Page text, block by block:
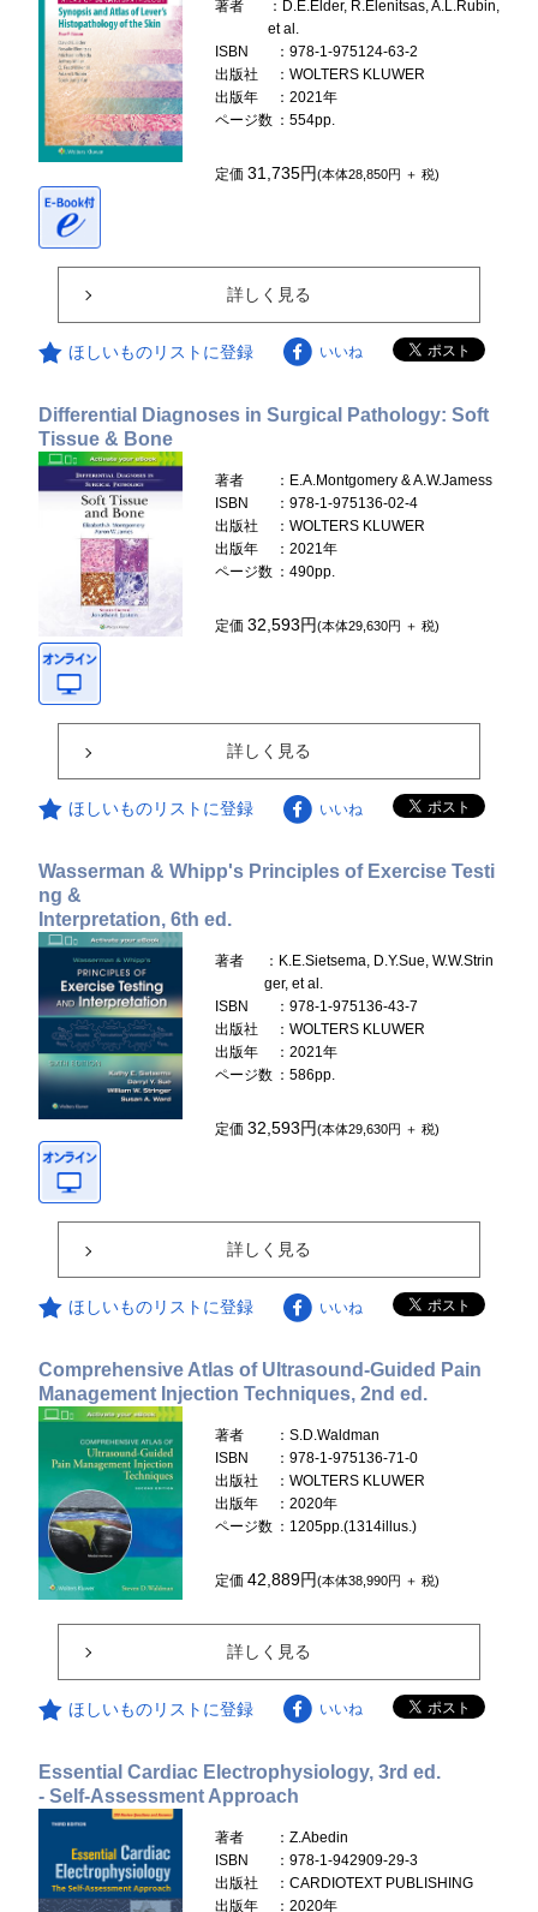
著者
：D.E.Elder, R.Elenitsas, A.L.Rubin,
et al.
ISBN
：978-1-975124-63-2
出版社
：WOLTERS KLUWER
出版年
：2021年
ページ数 ：554pp.
定価31,735円(本体28,850円 ＋ 税)
詳しく見る
ほしいものリストに登録 いいね
Differential Diagnoses in Surgical Pathology: Soft
Tissue & Bone
著者
：E.A.Montgomery & A.W.Jamess
ISBN
：978-1-975136-02-4
出版社
：WOLTERS KLUWER
出版年
：2021年
ページ数 ：490pp.
定価32,593円(本体29,630円 ＋ 税)
詳しく見る
ほしいものリストに登録 いいね
Wasserman & Whipp's Principles of Exercise Testi
ng &
Interpretation, 6th ed.
著者
：K.E.Sietsema, D.Y.Sue, W.W.Strin
ger, et al.
ISBN
：978-1-975136-43-7
出版社
：WOLTERS KLUWER
出版年
：2021年
ページ数 ：586pp.
定価32,593円(本体29,630円 ＋ 税)
詳しく見る
ほしいものリストに登録 いいね
Comprehensive Atlas of Ultrasound-Guided Pain
Management Injection Techniques, 2nd ed.
著者
：S.D.Waldman
ISBN
：978-1-975136-71-0
出版社
：WOLTERS KLUWER
出版年
：2020年
ページ数 ：1205pp.(1314illus.)
定価42,889円(本体38,990円 ＋ 税)
詳しく見る
ほしいものリストに登録 いいね
Essential Cardiac Electrophysiology, 3rd ed.
- Self-Assessment Approach
著者
：Z.Abedin
ISBN
：978-1-942909-29-3
出版社
：CARDIOTEXT PUBLISHING
出版年
：2020年